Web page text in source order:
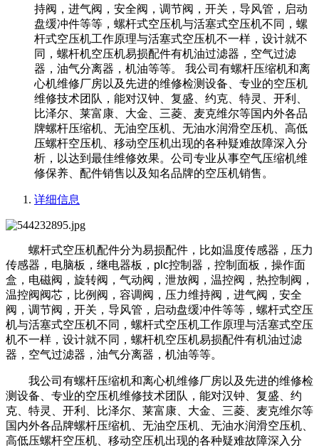
持阀，进气阀，安全阀，调节阀，开关，导风管，启动
盘缓冲件等等，螺杆式空压机与活塞式空压机不同，螺
杆式空压机工作原理与活塞式空压机不一样，设计就不
同，螺杆机空压机易损配件有机油过滤器，空气过滤
器，油气分离器，机油等等。 我公司有螺杆压缩机和离
心机维修厂房以及先进的维修检测设备、专业的空压机
维修技术团队，能对汉钟、复盛、约克、特灵、开利、
比泽尔、莱富康、大金、三菱、麦克维尔等国内外各品
牌螺杆压缩机、无油空压机、无油水润滑空压机、高低
压螺杆空压机、移动空压机出现的各种疑难故障深入分
析，以达到最佳维修效果。公司专业从事空气压缩机维
修保养、配件销售以及知名品牌的空压机销售。
详细信息
螺杆式空压机配件分为易损配件，比如温度传感器，压力
传感器，电脑板，继电器板，plc控制器，控制面板，操作面
盒，电磁阀，旋转阀，气动阀，泄放阀，温控阀，热控制阀，
温控阀阀芯，比例阀，容调阀，压力维持阀，进气阀，安全
阀，调节阀，开关，导风管，启动盘缓冲件等等，螺杆式空压
机与活塞式空压机不同，螺杆式空压机工作原理与活塞式空压
机不一样，设计就不同，螺杆机空压机易损配件有机油过滤
器，空气过滤器，油气分离器，机油等等。
我公司 有螺杆压缩机和离心机维修厂房以及 先进的维修检
测设备、专业的空压机维修技术团队， 能对汉钟、复盛、约
克、特灵、开利、比泽尔、莱富康、大金、三菱、麦克维尔等
国内外各品牌螺杆压缩机、 无油空压机、无油水润滑空压机、
高低压螺杆空压机、移动空压机出现的各种疑难故障深入分